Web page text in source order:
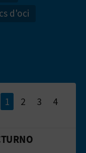
d'oci
1 2 3 4
nocturno